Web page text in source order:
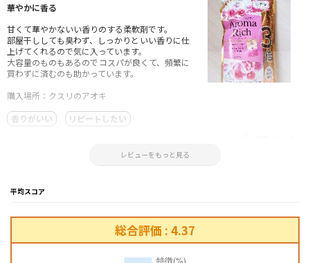
華やかに香る
甘くて華やかないい香りのする柔軟剤です。
部屋干ししても臭わず、しっかりといい香りに仕
上げてくれるので気に入っています。
大容量のものもあるのでコスパが良くて、頻繁に
買わずに済むのも助かっています。
購入場所：クスリのアオキ
香りがいい
リピートしたい
レビューをもっと見る
平均スコア
総合評価 : 4.37